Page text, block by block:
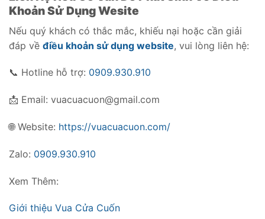
Khoản Sử Dụng Wesite
Nếu quý khách có thắc mắc, khiếu nại hoặc cần giải
đáp về điều khoản sử dụng website, vui lòng liên hệ:
📞 Hotline hỗ trợ: 0909.930.910
📩 Email: vuacuacuon@gmail.com
🌐 Website: https://vuacuacuon.com/
Zalo: 0909.930.910
Xem Thêm:
Giới thiệu Vua Cửa Cuốn